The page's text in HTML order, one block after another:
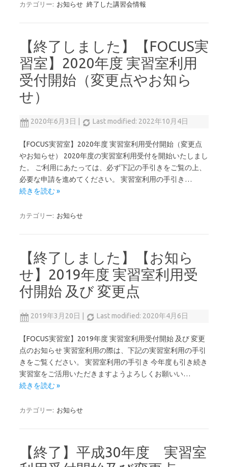
カテゴリー: お知らせ 終了した講習会情報
【終了しました】【FOCUS実
習室】2020年度 実習室利用
受付開始（変更点やお知ら
せ）
2020年6月3日 Last modified: 2022年10月4日
【FOCUS実習室】2020年度 実習室利用受付開始（変更点
やお知らせ） 2020年度の実習室利用受付を開始いたしまし
た。 ご利用にあたっては、必ず下記の手引きをご覧の上、
必要な申請を進めてください。 実習室利用の手引き…
続きを読む »
カテゴリー: お知らせ
【終了しました】【お知ら
せ】2019年度 実習室利用受
付開始 及び 変更点
2019年3月20日 Last modified: 2020年4月6日
【FOCUS実習室】2019年度 実習室利用受付開始 及び 変更
点のお知らせ 実習室利用の際は、下記の実習室利用の手引
きをご覧ください。 実習室利用の手引き 今年度も引き続き
実習室をご活用いただきますようよろしくお願いい…
続きを読む »
カテゴリー: お知らせ
【終了】平成30年度 実習室